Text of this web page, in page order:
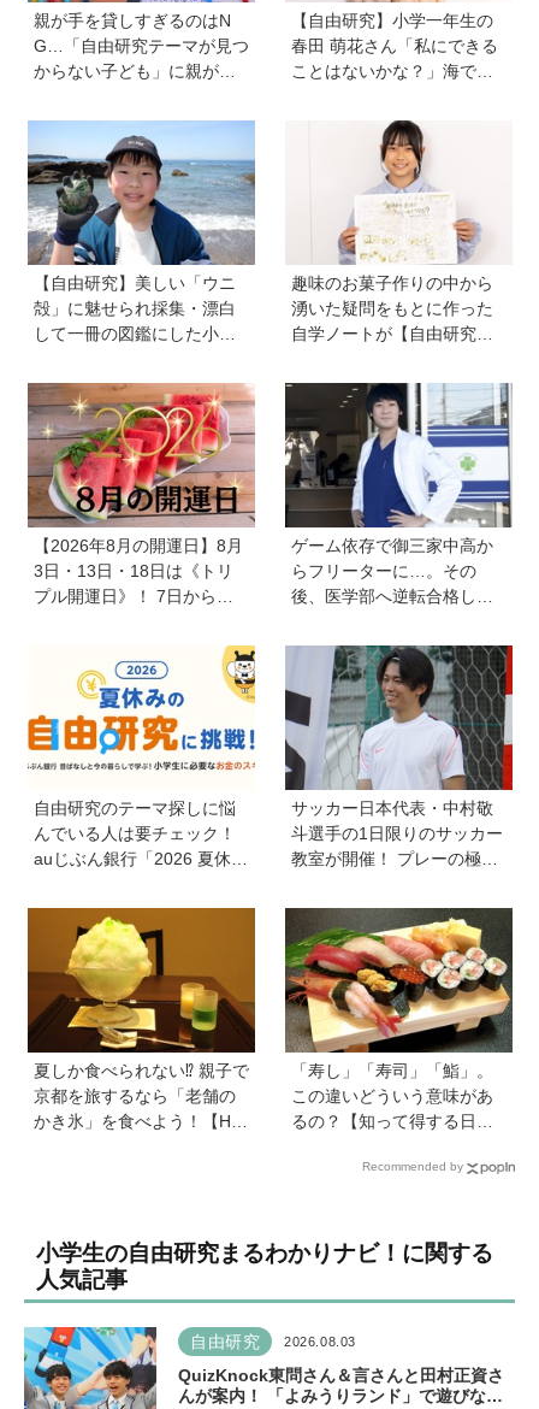
親が手を貸しすぎるのはN
G…「自由研究テーマが見つ
からない子ども」に親がで
専門家・井上顕滋先生が解
【自由研究】小学一年生の
春田 萌花さん「私にできる
ことはないかな？」海で拾
に！ 捨てるはずのクレヨン
をもう一度使えるように！
おうちでできるSDGsに挑戦
【自由研究】美しい「ウニ
殻」に魅せられ採集・漂白
して一冊の図鑑にした小学5
があることにとことん真っ
直ぐ！」世界でひとつだけ
のウニ殻図鑑で魅力を伝え
たい
趣味のお菓子作りの中から
湧いた疑問をもとに作った
自学ノートが【自由研究コ
受賞した工藤桜子さん。砂
糖の種類を変えることで、
クッキーの出来上がりにど
んな変化が起こるのかを徹
底検証！
【2026年8月の開運日】8月
3日・13日・18日は《トリ
プル開運日》！ 7日から
星」が、天秤座と蠍座に長
期滞在を開始！
ゲーム依存で御三家中高か
らフリーターに…。その
後、医学部へ逆転合格した
経験が受験勉強に役立っ
た」そう考える背景とは
自由研究のテーマ探しに悩
んでいる人は要チェック！
auじぶん銀行「2026 夏休み
用してお金のスキルを学ぼ
サッカー日本代表・中村敬
斗選手の1日限りのサッカー
教室が開催！ プレーの極意
学びと笑顔あふれる大盛況
イベントを詳しくレポ
夏しか食べられない⁉︎ 親子で
京都を旅するなら「老舗の
かき氷」を食べよう！【Hu
「寿し」「寿司」「鮨」。
この違いどういう意味があ
るの？【知って得する日本
Recommended by
小学生の自由研究まるわかりナビ！に関する
人気記事
自由研究 2026.08.03
QuizKnock東問さん＆言さんと田村正資さ
んが案内！ 「よみうりランド」で遊びなが